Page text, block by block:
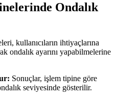
Ondalık
kullanıcıların ihtiyaçlarına
ondalık ayarını yapabilmelerine
Sonuçlar, işlem tipine göre
seviyesinde gösterilir.